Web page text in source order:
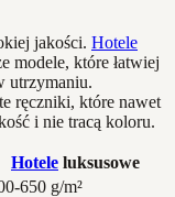
jakości. Hotele
modele, które łatwiej
utrzymaniu.
ręczniki, które nawet
i nie tracą koloru.
Hotele luksusowe
650 g/m²